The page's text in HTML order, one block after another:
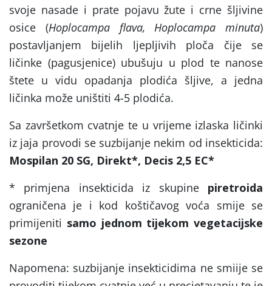
svoje nasade i prate pojavu žute i crne šljivine
osice (Hoplocampa flava, Hoplocampa minuta)
postavljanjem bijelih ljepljivih ploča čije se
ličinke (pagusjenice) ubušuju u plod te nanose
štete u vidu opadanja plodića šljive, a jedna
ličinka može uništiti 4-5 plodića.
Sa završetkom cvatnje te u vrijeme izlaska ličinki
iz jaja provodi se suzbijanje nekim od insekticida:
Mospilan 20 SG, Direkt*, Decis 2,5 EC*
* primjena insekticida iz skupine piretroida
ograničena je i kod koštičavog voća smije se
primijeniti samo jednom tijekom vegetacijske
sezone
Napomena: suzbijanje insekticidima ne smiije se